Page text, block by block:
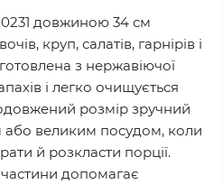
довжиною 34 см
круп, салатів, гарнірів і
з нержавіючої
і легко очищується
розмір зручний
великим посудом, коли
й розкласти порції.
допомагає